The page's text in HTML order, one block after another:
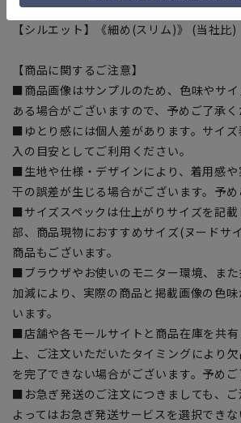
【シルエット】《細め(スリム)》 (当社比)
【商品に関するご注意】
■商品画像はサンプルのため、色味やサ
ある場合がございますので、予めご了承く
■ゆとり感には個人差があります。サイ
入の目安としてご利用ください。
■生地や仕様・デザインにより、着用感
干の誤差が生じる場合がございます。予め
■サイズスペックは仕上がりサイズを記載
部、商品現物におすすめサイズ(ヌードサ
商品もございます。
■ブラウザやお使いのモニター環境、ま
加減により、実際の商品と掲載画像の色
います。
■店舗や各モールサイトと商品在庫を共
上、ご注文いただいたタイミングにより
を完了できない場合がございます。予めご
■お急ぎ発送のご注文につきましても、
よってはお急ぎ発送サービスを選択でき